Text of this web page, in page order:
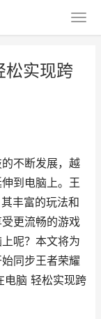
松实现跨
不断发展，越
到电脑上。王
丰富的玩法和
更流畅的游戏
呢？本文将为
同步王者荣耀
电脑 轻松实现跨